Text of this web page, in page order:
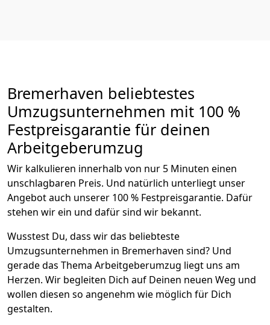
Bremer­haven beliebtestes
Umzugsunternehmen mit 100 %
Festpreisgarantie für deinen
Arbeitgeberumzug
Wir kalkulieren innerhalb von nur 5 Minuten einen
unschlagbaren Preis. Und natürlich unterliegt unser
Angebot auch unserer 100 % Festpreisgarantie. Dafür
stehen wir ein und dafür sind wir bekannt.
Wusstest Du, dass wir das beliebteste
Umzugsunternehmen in Bremer­haven sind? Und
gerade das Thema Arbeitgeberumzug liegt uns am
Herzen. Wir begleiten Dich auf Deinen neuen Weg und
wollen diesen so angenehm wie möglich für Dich
gestalten.